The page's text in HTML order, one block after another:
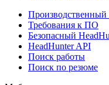
Производственный
Требования к ПО
Безопасный
HeadHunter API
Поиск работы
Поиск по резюме